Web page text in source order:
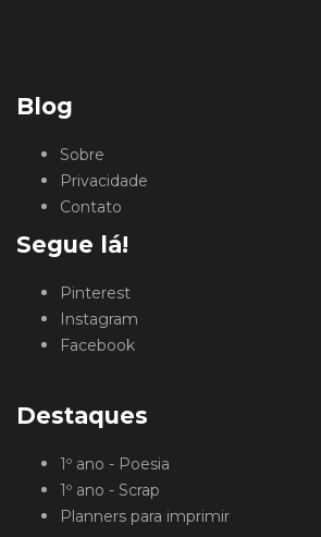
Blog
Sobre
Privacidade
Contato
Segue lá!
Pinterest
Instagram
Facebook
Destaques
1º ano - Poesia
1º ano - Scrap
Planners para imprimir